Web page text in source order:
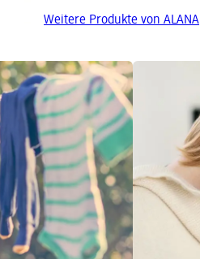
Weitere Produkte von ALANA